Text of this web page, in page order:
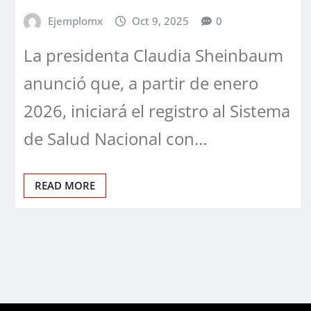
Ejemplomx Oct 9, 2025 0
La presidenta Claudia Sheinbaum
anunció que, a partir de enero
2026, iniciará el registro al Sistema
de Salud Nacional con…
READ MORE
de